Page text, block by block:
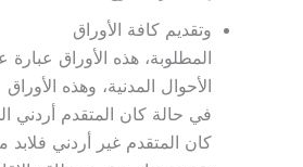
وتقديم كافة الأوراق
المطلوبة، هذه الأوراق عبارة
الأحوال المدنية، وهذه الأوراق
في حالة كان المتقدم أردني
كان المتقدم غير أردني فلابد من